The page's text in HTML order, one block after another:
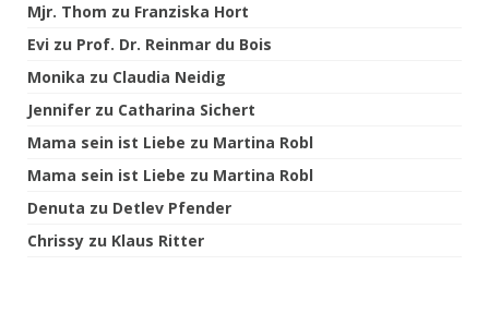
Mjr. Thom zu Franziska Hort
Evi zu Prof. Dr. Reinmar du Bois
Monika zu Claudia Neidig
Jennifer zu Catharina Sichert
Mama sein ist Liebe zu Martina Robl
Mama sein ist Liebe zu Martina Robl
Denuta zu Detlev Pfender
Chrissy zu Klaus Ritter